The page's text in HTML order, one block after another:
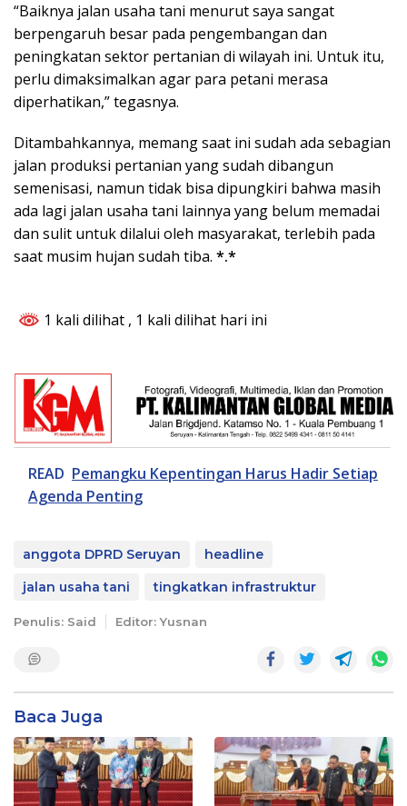
“Baiknya jalan usaha tani menurut saya sangat
berpengaruh besar pada pengembangan dan
peningkatan sektor pertanian di wilayah ini. Untuk itu,
perlu dimaksimalkan agar para petani merasa
diperhatikan,” tegasnya.
Ditambahkannya, memang saat ini sudah ada sebagian
jalan produksi pertanian yang sudah dibangun
semenisasi, namun tidak bisa dipungkiri bahwa masih
ada lagi jalan usaha tani lainnya yang belum memadai
dan sulit untuk dilalui oleh masyarakat, terlebih pada
saat musim hujan sudah tiba. *.*
1 kali dilihat , 1 kali dilihat hari ini
READ Pemangku Kepentingan Harus Hadir Setiap
Agenda Penting
anggota DPRD Seruyan
headline
jalan usaha tani
tingkatkan infrastruktur
Penulis: Said Editor: Yusnan
Baca Juga